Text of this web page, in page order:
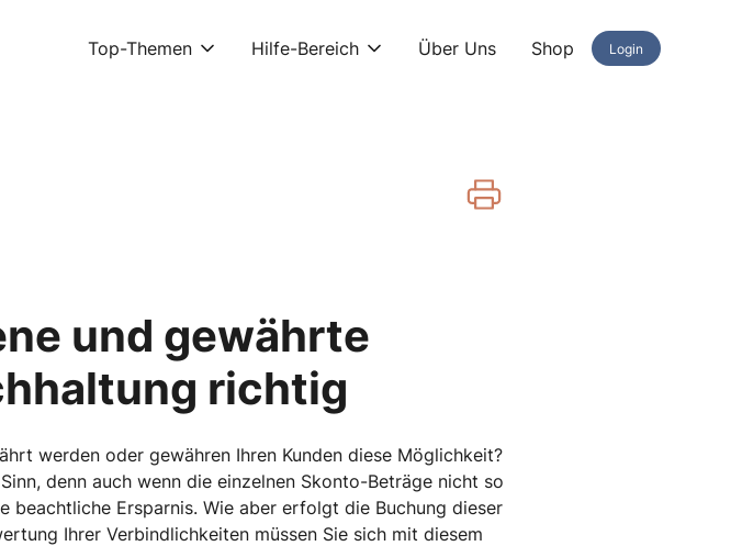
Top-Themen Hilfe-Bereich Über Uns Shop Login
und gewährte
richtig
werden oder gewähren Ihren Kunden diese Möglichkeit?
denn auch wenn die einzelnen Skonto-Beträge nicht so
beachtliche Ersparnis. Wie aber erfolgt die Buchung dieser
Ihrer Verbindlichkeiten müssen Sie sich mit diesem